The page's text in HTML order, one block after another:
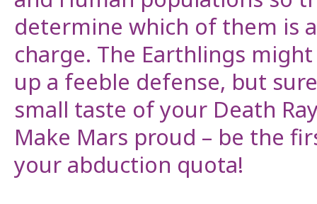
determine which of them is
charge. The Earthlings
up a feeble defense, but
small taste of your Death
Make Mars proud – be the
your abduction quota!